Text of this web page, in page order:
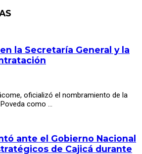
la Secretaría General y la
oficializó el nombramiento de la
como …
ante el Gobierno Nacional
de Cajicá durante